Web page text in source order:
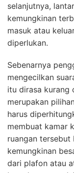
selanjutnya,
kemungkinan
masuk atau
diperlukan.
Sebenarnya
mengecilkan
itu dirasa kurang
merupakan
harus
membuat kamar
ruangan tersebut
kemungkinan
dari plafon atau